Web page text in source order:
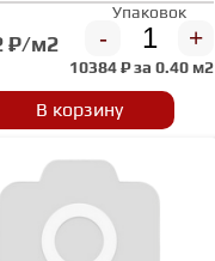
₽/м2
Упаковок
- +
10384₽ за0.40 м2
В корзину